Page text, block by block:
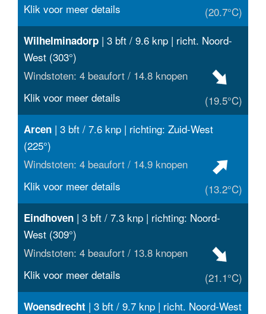
(20.7°C)
Klik voor meer details
Wilhelminadorp | 3 bft / 9.6 knp | richt. Noord-
West (303°)
Windstoten: 4 beaufort / 14.8 knopen
(19.5°C)
Klik voor meer details
Arcen | 3 bft / 7.6 knp | richting: Zuid-West
(225°)
Windstoten: 4 beaufort / 14.9 knopen
(13.2°C)
Klik voor meer details
Eindhoven | 3 bft / 7.3 knp | richting: Noord-
West (309°)
Windstoten: 4 beaufort / 13.8 knopen
(21.1°C)
Klik voor meer details
Woensdrecht | 3 bft / 9.7 knp | richt. Noord-West